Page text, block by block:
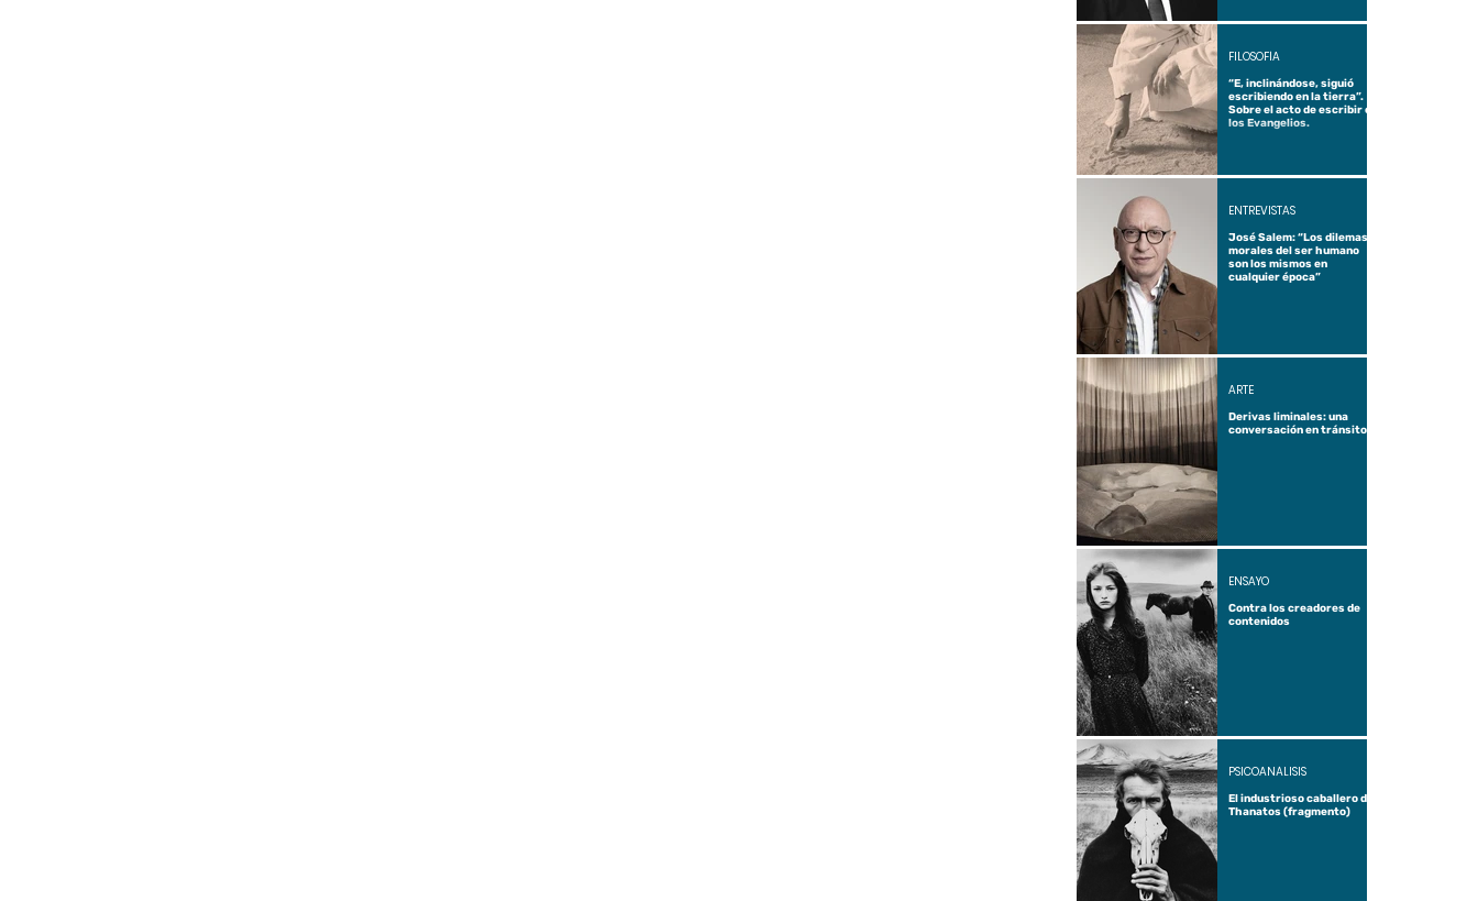
“E, inclinándose, siguió
escribiendo en la tierra”.
Sobre el acto de escribir en
los Evangelios.
FILOSOFÍA
José Salem: “Los dilemas
morales del ser humano
son los mismos en
cualquier época”
ENTREVISTAS
Derivas liminales: una
conversación en tránsito
ARTE
Contra los creadores de
contenidos
ENSAYO
El industrioso caballero de
Thanatos (fragmento)
PSICOANÁLISIS